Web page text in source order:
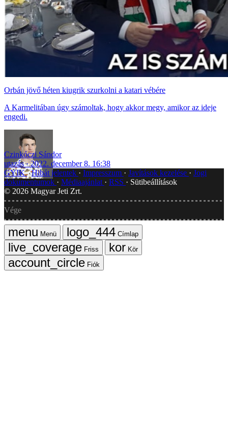
Orbán jövő héten kiugrik szurkolni a katari vébére
A Karmelitában úgy számoltak, hogy akkor megy, amikor az ideje
engedi.
Czinkóczi Sándor
utazás
2022. december 8. 16:38
GYIK Hibát jelentek Impresszum Javítások kezelése
Jogi
dokumentumok
Médiaajánlat RSS
Sütibeállítások
© 2026 Magyar Jeti Zrt.
Vége
Menü
Címlap
Friss
Kör
Fiók